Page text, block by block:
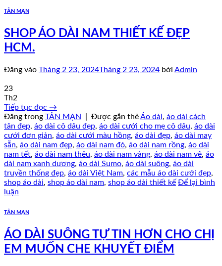
TẢN MẠN
SHOP ÁO DÀI NAM THIẾT KẾ ĐẸP
HCM.
Đăng vào Tháng 2 23, 2024Tháng 2 23, 2024 bởi Admin
23
Th2
Tiếp tục đọc →
Đăng trong TẢN MẠN Được gắn thẻÁo dài, áo dài cách
tân đẹp, áo dài cô dâu đẹp, áo dài cưới cho mẹ cô dâu, áo dài
cưới đơn giản, áo dài cưới màu hồng, áo dài đẹp, áo dài may
sẵn, áo dài nam đẹp, áo dài nam đỏ, áo dài nam rồng, áo dài
nam tết, áo dài nam thêu, áo dài nam vàng, áo dài nam vẽ, áo
dài nam xanh dương, áo dài Sumo, áo dài suông, áo dài
truyền thống đẹp, áo dài Việt Nam, các mẫu áo dài cưới đẹp,
shop áo dài, shop áo dài nam, shop áo dài thiết kế Để lại bình
luận
TẢN MẠN
ÁO DÀI SUÔNG TỰ TIN HƠN CHO CHỊ
EM MUỐN CHE KHUYẾT ĐIỂM